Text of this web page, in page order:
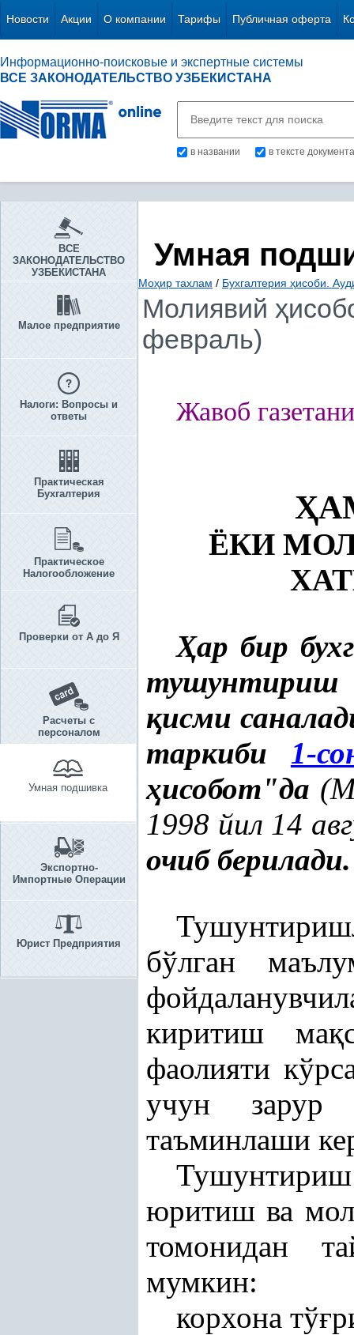
Новости Акции О компании Тарифы Публичная оферта
Информационно-поисковые и экспертные системы
ВСЕ ЗАКОНОДАТЕЛЬСТВО УЗБЕКИСТАНА
в названии в тексте документа
ВСЕ
ЗАКОНОДАТЕЛЬСТВО
УЗБЕКИСТАНА
Малое предприятие
Налоги: Вопросы и
ответы
Практическая
Бухгалтерия
Практическое
Налогообложение
Проверки от А до Я
Расчеты с
персоналом
Умная подшивка
Экспортно-
Импортные Операции
Юрист Предприятия
Умная
Моҳир тахлам / Бухгалтерия ҳисоби.
Молиявий
февраль)
Жавоб
Ҳ
ЁКИ
Ҳар бир
қисми
таркиби 1-
ҳисобот"да
1998 йил 14
очиб берилади.
бўлган
киритиш мақ
фаолияти
учун
таъминлаши
юритиш ва
томонидан
мумкин:
корхона тўғ